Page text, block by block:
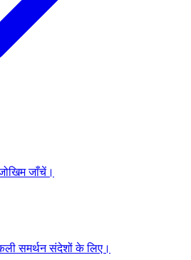
जाँचें।
समर्थन संदेशों के लिए।